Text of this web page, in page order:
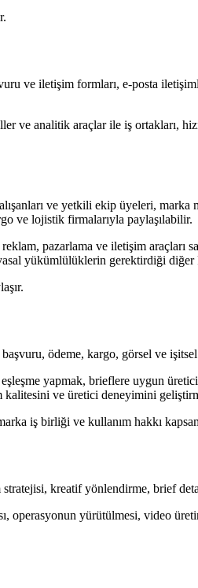
ve iletişim formları, e-posta
ve analitik araçlar ile iş ortakları,
ve yetkili ekip üyeleri, marka
ve lojistik firmalarıyla paylaşılabilir.
pazarlama ve iletişim araçları
yükümlülüklerin gerektirdiği
ödeme, kargo, görsel ve
yapmak, brieflere uygun
ve üretici deneyimini
iş birliği ve kullanım hakkı
kreatif yönlendirme, brief
yürütülmesi, video